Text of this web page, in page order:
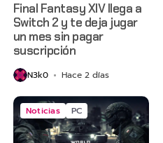
Final Fantasy XIV llega a
Switch 2 y te deja jugar
un mes sin pagar
suscripción
N3k0 Hace 2 días
Noticias PC